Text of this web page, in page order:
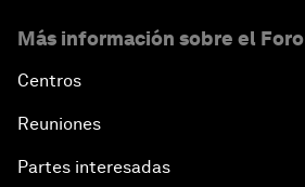
Más información sobre el Foro
Centros
Reuniones
Partes interesadas